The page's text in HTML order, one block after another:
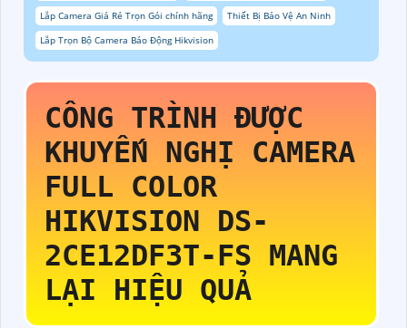
Lắp Camera Giá Rẻ Trọn Gói chính hãng
Thiết Bị Bảo Vệ An Ninh
Lắp Trọn Bộ Camera Báo Động Hikvision
CÔNG TRÌNH ĐƯỢC
KHUYẾN NGHỊ CAMERA
FULL COLOR
HIKVISION DS-
2CE12DF3T-FS MANG
LẠI HIỆU QUẢ